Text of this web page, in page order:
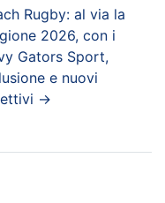
Rugby: al via la
2026, con i
Gators Sport,
e nuovi
→